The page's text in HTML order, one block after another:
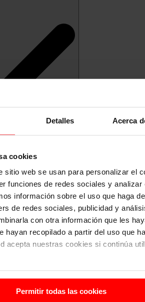
Detalles Acerca
cookies
sitio web se usan para personalizar el
funciones de redes sociales y analizar
información sobre el uso que haga
de redes sociales, publicidad y
con otra información que les
hayan recopilado a partir del uso que
acepta nuestras cookies si continúa
Permitir todas las cookies